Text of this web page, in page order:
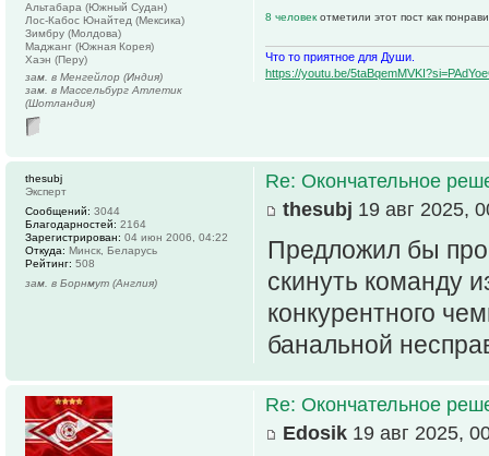
8 человек отметили этот пост как
Что то приятное для Души.
https://youtu.be/
Альтабара (Южный Судан)
Лос-Кабос Юнайтед (Мексика)
Зимбру (Молдова)
Маджанг (Южная Корея)
Хаэн (Перу)
зам. в Менгейлор (Индия)
зам. в Массельбург Атлетик
(Шотландия)
Re: Окончательное
thesubj 19 авг 2025,
Предложил бы
скинуть команду
конкурентного
банальной
thesubj
Эксперт
Сообщений: 3044
Благодарностей: 2164
Зарегистрирован: 04 июн 2006, 04:22
Откуда: Минск, Беларусь
Рейтинг: 508
зам. в Борнмут (Англия)
Re: Окончательное
Edosik 19 авг 2025,